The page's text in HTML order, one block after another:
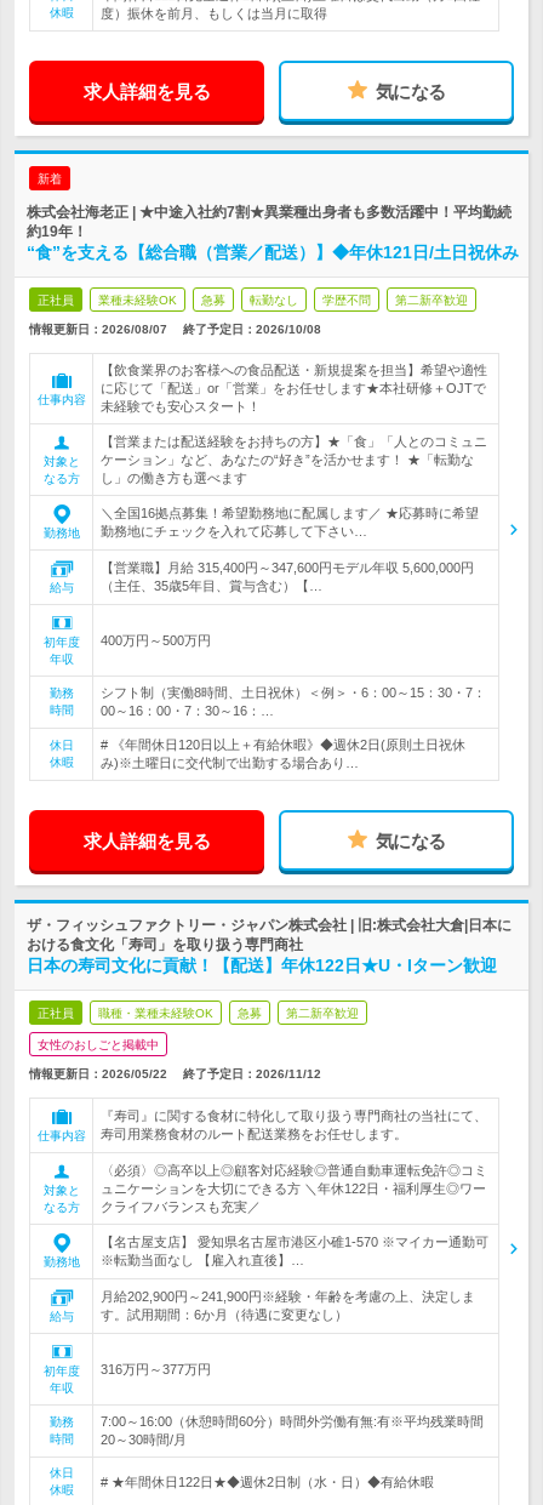
休暇
度）振休を前月、もしくは当月に取得
求人詳細を見る 気になる
新着
株式会社海老正 | ★中途入社約7割★異業種出身者も多数活躍中！平均勤続
約19年！
“食”を支える【総合職（営業／配送）】◆年休121日/土日祝休み
正社員 業種未経験OK 急募 転勤なし 学歴不問 第二新卒歓迎
情報更新日：2026/08/07 終了予定日： 2026/10/08
仕事内容
【飲食業界のお客様への食品配送・新規提案を担当】希望や適性
に応じて「配送」or「営業」をお任せします★本社研修＋OJTで
未経験でも安心スタート！
対象と
なる方
【営業または配送経験をお持ちの方】★「食」「人とのコミュニ
ケーション」など、あなたの“好き”を活かせます！ ★「転勤な
し」の働き方も選べます
勤務地
＼全国16拠点募集！希望勤務地に配属します／ ★応募時に希望
勤務地にチェックを入れて応募して下さい…
給与
【営業職】月給 315,400円～347,600円モデル年収 5,600,000円
（主任、35歳5年目、賞与含む）【…
初年度
年収
400万円～500万円
勤務
時間
シフト制（実働8時間、土日祝休）＜例＞・6：00～15：30・7：
00～16：00・7：30～16：…
休日
休暇
# 《年間休日120日以上＋有給休暇》◆週休2日(原則土日祝休
み)※土曜日に交代制で出勤する場合あり…
求人詳細を見る 気になる
ザ・フィッシュファクトリー・ジャパン株式会社 | 旧:株式会社大倉|日本に
おける食文化「寿司」を取り扱う専門商社
日本の寿司文化に貢献！【配送】年休122日★U・Iターン歓迎
正社員 職種・業種未経験OK 急募 第二新卒歓迎
女性のおしごと掲載中
情報更新日：2026/05/22 終了予定日： 2026/11/12
仕事内容
『寿司』に関する食材に特化して取り扱う専門商社の当社にて、
寿司用業務食材のルート配送業務をお任せします。
対象と
なる方
〈必須〉◎高卒以上◎顧客対応経験◎普通自動車運転免許◎コミ
ュニケーションを大切にできる方 ＼年休122日・福利厚生◎ワー
クライフバランスも充実／
勤務地
【名古屋支店】 愛知県名古屋市港区小碓1-570 ※マイカー通勤可
※転勤当面なし 【雇入れ直後】…
給与
月給202,900円～241,900円※経験・年齢を考慮の上、決定しま
す。試用期間：6か月（待遇に変更なし）
初年度
年収
316万円～377万円
勤務
時間
7:00～16:00（休憩時間60分）時間外労働有無:有※平均残業時間
20～30時間/月
休日
休暇
# ★年間休日122日★◆週休2日制（水・日）◆有給休暇